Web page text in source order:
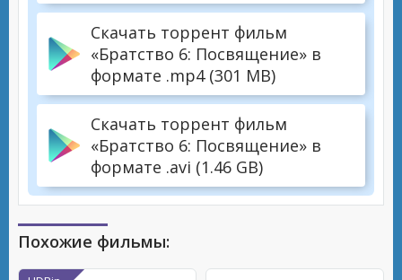
Скачать торрент фильм
«Братство 6: Посвящение» в
формате .mp4 (301 MB)
Скачать торрент фильм
«Братство 6: Посвящение» в
формате .avi (1.46 GB)
Похожие фильмы: